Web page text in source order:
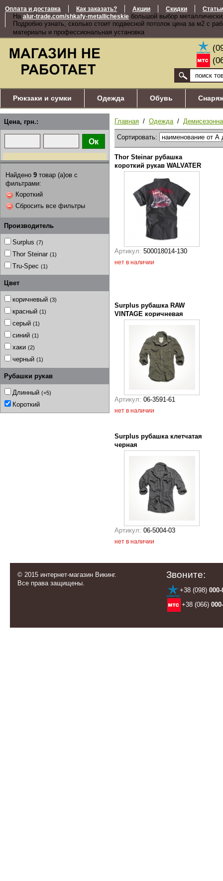
Оплата и доставка Как заказать? Акции Скидки Статьи
На alur-trade.com/shkafy-metallicheskie большой выбор
Подробно узнать, сколько стоит подвесной потолок цена за м2 с
материалы и профессиональная установка
Рюкзаки и сумки Одежда Обувь
Цена, грн.:
Найдено 9 товар (а)ов с
фильтрами:
Короткий
Сбросить все фильтры
Производитель
Surplus (7)
Thor Steinar (1)
Tru-Spec (1)
Цвет
коричневый (3)
красный (1)
серый (1)
синий (1)
хаки (2)
черный (1)
Рубашки рукав
Длинный (+5)
Короткий
Главная / Одежда/
Сортировать:
Thor Steinar рубашка
короткий рукав WALVATER
серая
Артикул: 500018014-130
нет в наличии
Surplus рубашка RAW
VINTAGE коричневая
Артикул: 06-3591-61
нет в наличии
Surplus рубашка клетчатая
черная
Артикул: 06-5004-03
нет в наличии
© 2015 интернет-магазин Викинг.
Все права защищены.
Звоните:
+38 (098) 000-
+38 (066)